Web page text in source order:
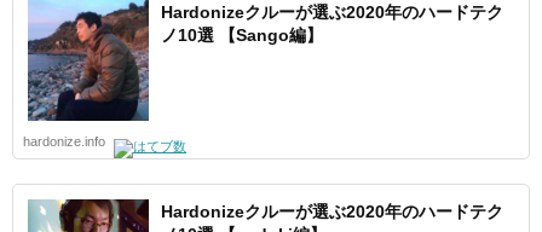
Hardonizeクルーが選ぶ2020年のハードテク
ノ10選 【Sango編】
hardonize.info
Hardonizeクルーが選ぶ2020年のハードテク